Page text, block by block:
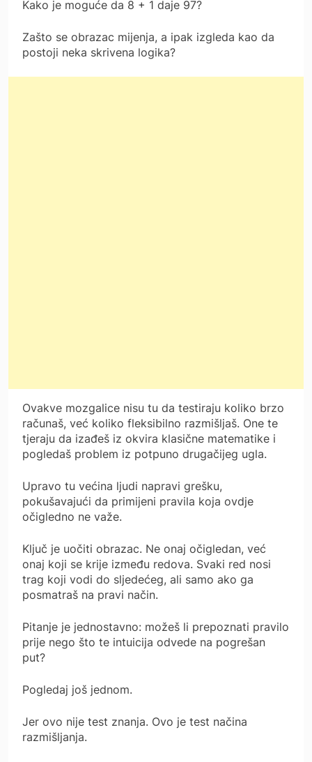
Kako je moguće da 8 + 1 daje 97?
Zašto se obrazac mijenja, a ipak izgleda kao da
postoji neka skrivena logika?
Ovakve mozgalice nisu tu da testiraju koliko brzo
računaš, već koliko fleksibilno razmišljaš. One te
tjeraju da izađeš iz okvira klasične matematike i
pogledaš problem iz potpuno drugačijeg ugla.
Upravo tu većina ljudi napravi grešku,
pokušavajući da primijeni pravila koja ovdje
očigledno ne važe.
Ključ je uočiti obrazac. Ne onaj očigledan, već
onaj koji se krije između redova. Svaki red nosi
trag koji vodi do sljedećeg, ali samo ako ga
posmatraš na pravi način.
Pitanje je jednostavno: možeš li prepoznati pravilo
prije nego što te intuicija odvede na pogrešan
put?
Pogledaj još jednom.
Jer ovo nije test znanja. Ovo je test načina
razmišljanja.